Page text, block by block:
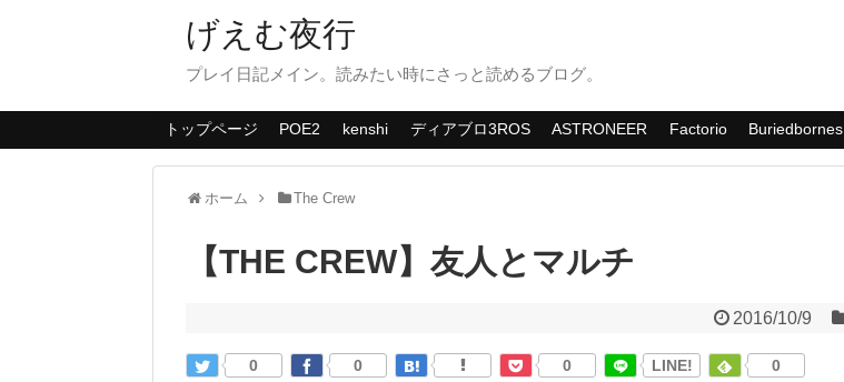
げえむ夜行
プレイ日記メイン。読みたい時にさっと読めるブログ。
トップページ POE2 kenshi ディアブロ3ROS ASTRONEER Factorio Buriedbornes
ホーム The Crew
【THE CREW】友人とマルチ
2016/10/9
0 0 0 LINE! 0